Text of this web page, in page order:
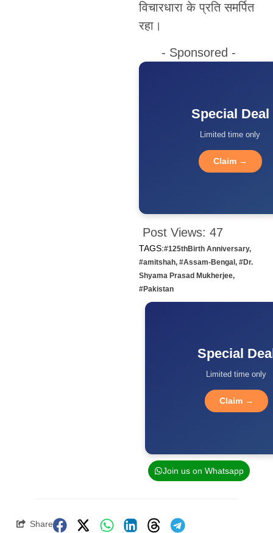
विचारधारा के प्रति समर्पित
रहा।
- Sponsored -
Special Deal
Limited time only
Claim →
Post Views: 47
TAGS:#125thBirth Anniversary,
#amitshah, #Assam-Bengal, #Dr.
Shyama Prasad Mukherjee,
#Pakistan
Special
Limited time only
Claim →
Join us on Whatsapp
Share